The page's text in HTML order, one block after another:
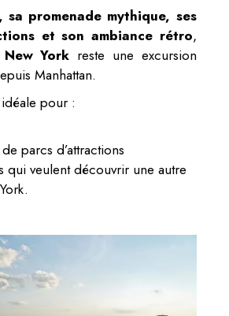
sa promenade mythique, ses
et son ambiance rétro,
York reste une excursion
Manhattan.
pour :
parcs d’attractions
qui veulent découvrir une autre